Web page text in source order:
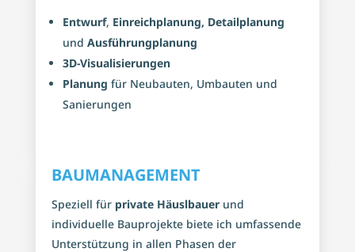
Entwurf, Einreichplanung, Detailplanung
und Ausführungplanung
3D-Visualisierungen
Planung für Neubauten, Umbauten und
Sanierungen
BAUMANAGEMENT
Speziell für private Häuslbauerund
individuelle Bauprojekte biete ich umfassende
Unterstützung in allen Phasen der